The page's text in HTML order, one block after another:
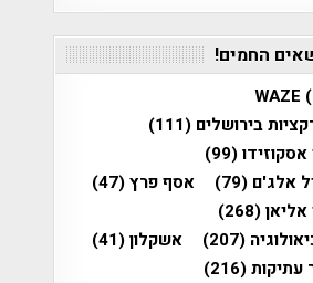
החמים!
WAZE
בירושלים (111)
(99)
אלג'ם (79) אסף פרץ(47)
(268)
(207) אשקלון(41)
עתיקות(216)